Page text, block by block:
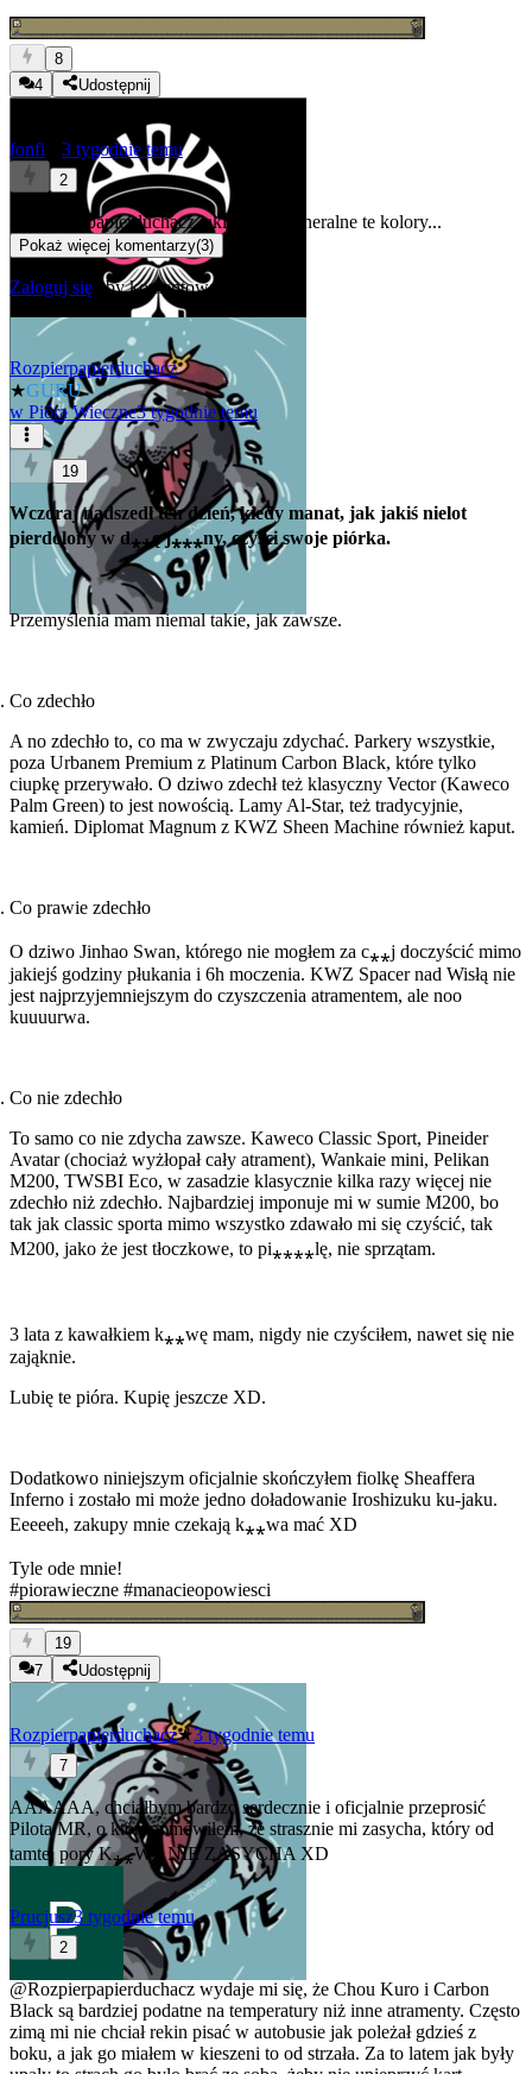
8
4
Udostępnij
fonfi 3 tygodnie temu
2
@Rozpierpapierduchaczjakieś takie funeralne te kolory...
Pokaż więcej komentarzy(3)
Zaloguj się aby komentować
Rozpierpapierduchacz
★GURU
w Pióra Wieczne3 tygodnie temu
19
Wczoraj nadszedł ten dzień, kiedy manat, jak jakiś nielot
pierdolony w d⁎⁎ę j⁎⁎⁎ny, czyści swoje piórka.
Przemyślenia mam niemal takie, jak zawsze.
Co zdechło
A no zdechło to, co ma w zwyczaju zdychać. Parkery wszystkie,
poza Urbanem Premium z Platinum Carbon Black, które tylko
ciupkę przerywało. O dziwo zdechł też klasyczny Vector (Kaweco
Palm Green) to jest nowością. Lamy Al-Star, też tradycyjnie,
kamień. Diplomat Magnum z KWZ Sheen Machine również kaput.
Co prawie zdechło
O dziwo Jinhao Swan, którego nie mogłem za c⁎⁎j doczyścić mimo
jakiejś godziny płukania i 6h moczenia. KWZ Spacer nad Wisłą nie
jest najprzyjemniejszym do czyszczenia atramentem, ale noo
kuuuurwa.
Co nie zdechło
To samo co nie zdycha zawsze. Kaweco Classic Sport, Pineider
Avatar (chociaż wyżłopał cały atrament), Wankaie mini, Pelikan
M200, TWSBI Eco, w zasadzie klasycznie kilka razy więcej nie
zdechło niż zdechło. Najbardziej imponuje mi w sumie M200, bo
tak jak classic sporta mimo wszystko zdawało mi się czyścić, tak
M200, jako że jest tłoczkowe, to pi⁎⁎⁎⁎lę, nie sprzątam.
3 lata z kawałkiem k⁎⁎wę mam, nigdy nie czyściłem, nawet się nie
zająknie.
Lubię te pióra. Kupię jeszcze XD.
Dodatkowo niniejszym oficjalnie skończyłem fiolkę Sheaffera
Inferno i zostało mi może jedno doładowanie Iroshizuku ku-jaku.
Eeeeeh, zakupy mnie czekają k⁎⁎wa mać XD
Tyle ode mnie!
#piorawieczne #manacieopowiesci
19
7
Udostępnij
Rozpierpapierduchacz★3 tygodnie temu
7
AAAAAA, chciałbym bardzo serdecznie i oficjalnie przeprosić
Pilota MR, o którym mówiłem, że strasznie mi zasycha, który od
tamtej pory K⁎⁎WA NIE ZASYCHA XD
Prucjusz3 tygodnie temu
2
@Rozpierpapierduchacz wydaje mi się, że Chou Kuro i Carbon
Black są bardziej podatne na temperatury niż inne atramenty. Często
zimą mi nie chciał rekin pisać w autobusie jak poleżał gdzieś z
boku, a jak go miałem w kieszeni to od strzała. Za to latem jak były